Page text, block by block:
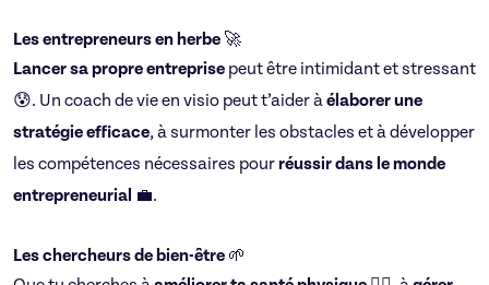
Les entrepreneurs en herbe 🚀
Lancer sa propre entreprise peut être intimidant et stressant
😰. Un coach de vie en visio peut t’aider àélaborer une
stratégie efficace, à surmonter les obstacles et à développer
les compétences nécessaires pourréussir dans le monde
entrepreneurial 💼.
Les chercheurs de bien-être 🌱